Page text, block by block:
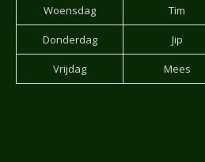
Woensdag Tim
Donderdag Jip
Vrijdag Mees